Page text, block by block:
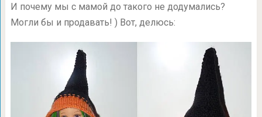
И почему мы с мамой до такого не додумались?
Могли бы и продавать! ) Вот, делюсь: